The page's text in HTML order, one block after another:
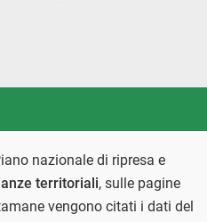
nazionale di ripresa e
territoriali, sulle pagine
vengono citati i dati del